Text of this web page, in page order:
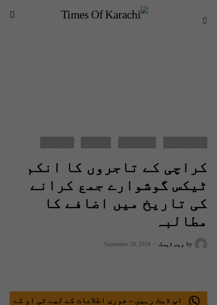
کراچی کے تاجروں کا انکم
ٹیکس گوشوارے جمع کرانے
کی تاریخ میں اضافے کا
مطالبہ
by ویب ڈیسک September 29, 2024
اپ ڈیٹ رہیں – فوری اطلاعات کے لیے ٹی او کے